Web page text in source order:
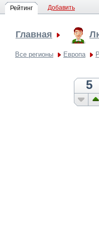
Рейтинг Добавить
Главная
Все регионы Европа
5